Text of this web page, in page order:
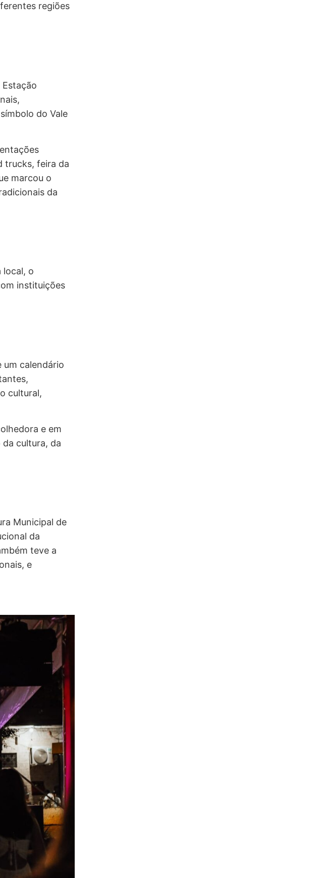
regiões
do Vale
trucks, feira da
marcou o
da
local, o
instituições
um calendário
cultural,
e em
cultura, da
Municipal de
da
teve a
e